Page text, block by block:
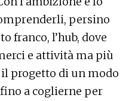
persino
franco, l’hub, dove
e attività ma più
il progetto di un modo
a coglierne per